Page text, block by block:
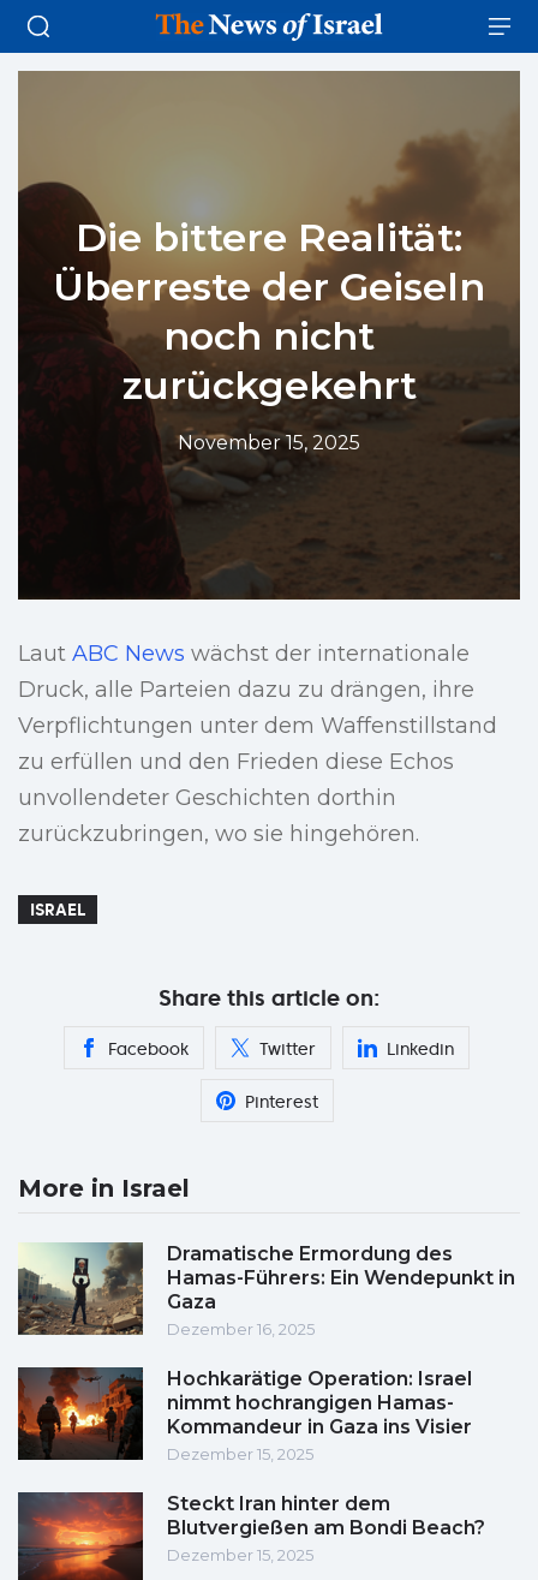
Die bittere Realität:
Überreste der Geiseln
noch nicht
zurückgekehrt
November 15, 2025
Laut ABC News wächst der internationale
Druck, alle Parteien dazu zu drängen, ihre
Verpflichtungen unter dem Waffenstillstand
zu erfüllen und den Frieden diese Echos
unvollendeter Geschichten dorthin
zurückzubringen, wo sie hingehören.
ISRAEL
Share this article on:
Facebook Twitter Linkedin
Pinterest
More in Israel
Dramatische Ermordung des
Hamas-Führers: Ein Wendepunkt in
Gaza
Dezember 16, 2025
Hochkarätige Operation: Israel
nimmt hochrangigen Hamas-
Kommandeur in Gaza ins Visier
Dezember 15, 2025
Steckt Iran hinter dem
Blutvergießen am Bondi Beach?
Dezember 15, 2025